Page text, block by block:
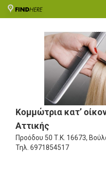
Κομμώτρια κατ’
Αττικής
Προόδου 50 Τ.Κ. 16673,
Τηλ. 6971854517